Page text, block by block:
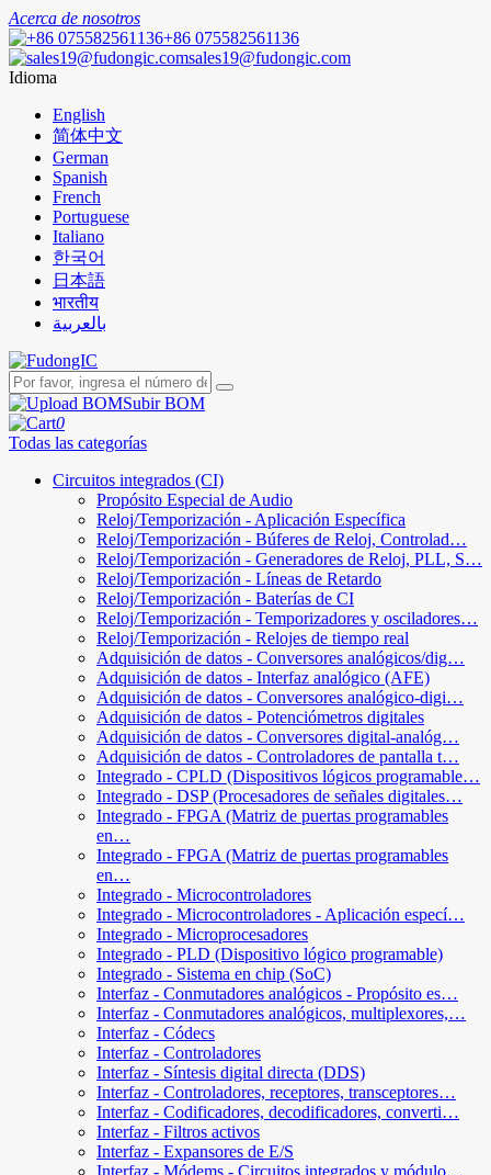
Acerca de nosotros
+86 075582561136
sales19@fudongic.com
Idioma
English
简体中文
German
Spanish
French
Portuguese
Italiano
한국어
日本語
भारतीय
بالعربية
Subir BOM
0
Todas las categorías
Circuitos integrados (CI)
Propósito Especial de Audio
Reloj/Temporización - Aplicación Específica
Reloj/Temporización - Búferes de Reloj, Controlad…
Reloj/Temporización - Generadores de Reloj, PLL, S…
Reloj/Temporización - Líneas de Retardo
Reloj/Temporización - Baterías de CI
Reloj/Temporización - Temporizadores y osciladores…
Reloj/Temporización - Relojes de tiempo real
Adquisición de datos - Conversores analógicos/dig…
Adquisición de datos - Interfaz analógico (AFE)
Adquisición de datos - Conversores analógico-digi…
Adquisición de datos - Potenciómetros digitales
Adquisición de datos - Conversores digital-analóg…
Adquisición de datos - Controladores de pantalla t…
Integrado - CPLD (Dispositivos lógicos programable…
Integrado - DSP (Procesadores de señales digitales…
Integrado - FPGA (Matriz de puertas programables
en…
Integrado - FPGA (Matriz de puertas programables
en…
Integrado - Microcontroladores
Integrado - Microcontroladores - Aplicación especí…
Integrado - Microprocesadores
Integrado - PLD (Dispositivo lógico programable)
Integrado - Sistema en chip (SoC)
Interfaz - Conmutadores analógicos - Propósito es…
Interfaz - Conmutadores analógicos, multiplexores,…
Interfaz - Códecs
Interfaz - Controladores
Interfaz - Síntesis digital directa (DDS)
Interfaz - Controladores, receptores, transceptores…
Interfaz - Codificadores, decodificadores, converti…
Interfaz - Filtros activos
Interfaz - Expansores de E/S
Interfaz - Módems - Circuitos integrados y módulo…